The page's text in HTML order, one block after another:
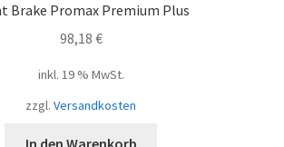
Brake Promax Premium Plus
98,18 €
inkl. 19 % MwSt.
zzgl. Versandkosten